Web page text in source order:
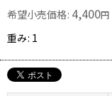
希望小売価格: 4,400円
重み: 1